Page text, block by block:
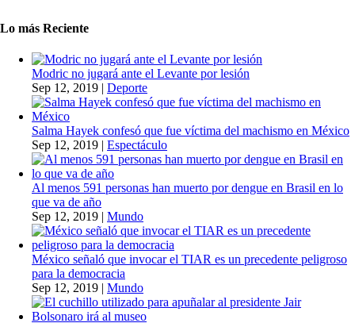
Lo más Reciente
Modric no jugará ante el Levante por lesión
Sep 12, 2019 | Deporte
Salma Hayek confesó que fue víctima del machismo en México
Sep 12, 2019 | Espectáculo
Al menos 591 personas han muerto por dengue en Brasil en lo
que va de año
Sep 12, 2019 | Mundo
México señaló que invocar el TIAR es un precedente peligroso
para la democracia
Sep 12, 2019 | Mundo